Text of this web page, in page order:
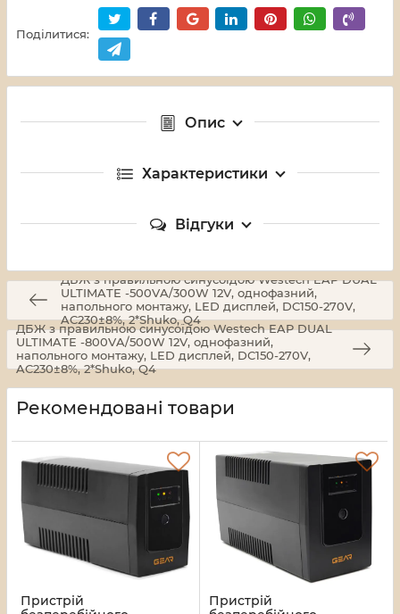
Поділитися:
Опис
Характеристики
Відгуки
ДБЖ з правильною синусоїдою Westech EAP DUAL
ULTIMATE -500VA/300W 12V, однофазний,
напольного монтажу, LED дисплей, DC150-270V,
AC230±8%, 2*Shuko, Q4
ДБЖ з правильною синусоїдою Westech EAP DUAL
ULTIMATE -800VA/500W 12V, однофазний,
напольного монтажу, LED дисплей, DC150-270V,
AC230±8%, 2*Shuko, Q4
Рекомендовані товари
Пристрій
Пристрій